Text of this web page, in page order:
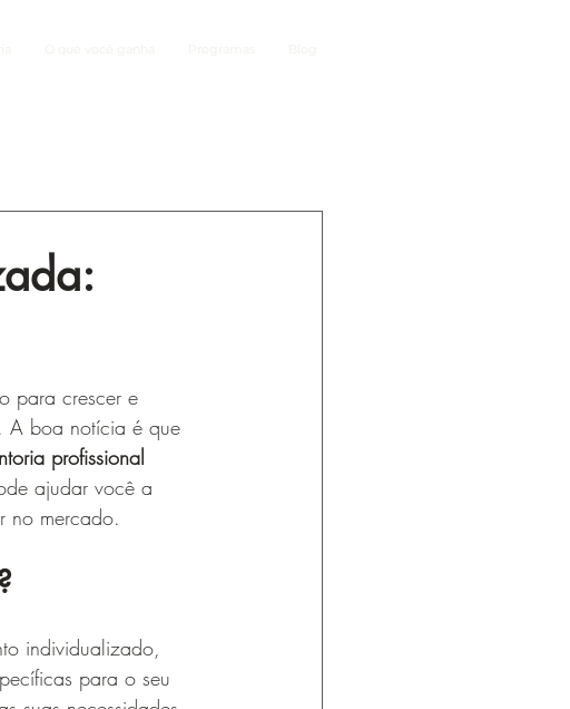
para crescer e
A boa notícia é que
profissional
ajudar você a
no mercado.
individualizado,
para o seu